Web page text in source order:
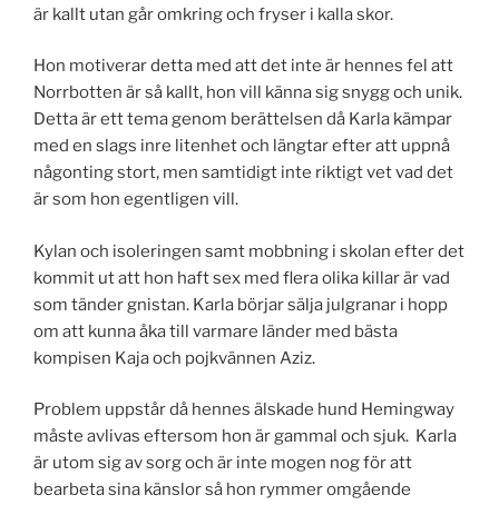
är kallt utan går omkring och fryser i kalla skor.
Hon motiverar detta med att det inte är hennes fel att
Norrbotten är så kallt, hon vill känna sig snygg och unik.
Detta är ett tema genom berättelsen då Karla kämpar
med en slags inre litenhet och längtar efter att uppnå
någonting stort, men samtidigt inte riktigt vet vad det
är som hon egentligen vill.
Kylan och isoleringen samt mobbning i skolan efter det
kommit ut att hon haft sex med flera olika killar är vad
som tänder gnistan. Karla börjar sälja julgranar i hopp
om att kunna åka till varmare länder med bästa
kompisen Kaja och pojkvännen Aziz.
Problem uppstår då hennes älskade hund Hemingway
måste avlivas eftersom hon är gammal och sjuk. Karla
är utom sig av sorg och är inte mogen nog för att
bearbeta sina känslor så hon rymmer omgående